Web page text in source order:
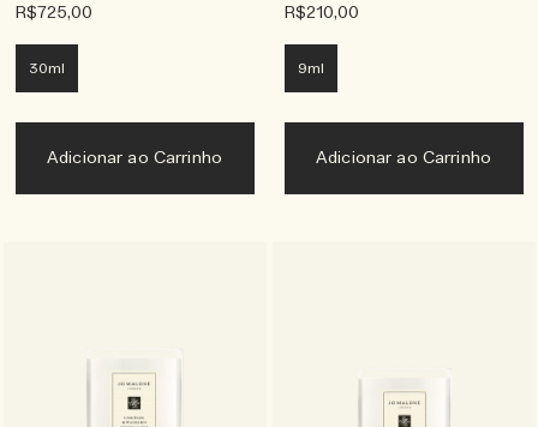
R$725,00
30ml
Adicionar ao Carrinho
R$210,00
9ml
Adicionar ao Carrinho